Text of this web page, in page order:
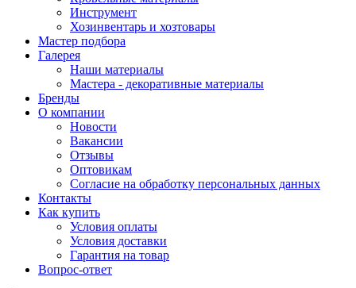
Инструмент
Хозинвентарь и хозтовары
Мастер подбора
Галерея
Наши материалы
Мастера - декоративные материалы
Бренды
О компании
Новости
Вакансии
Отзывы
Оптовикам
Cогласие на обработку персональных данных
Контакты
Как купить
Условия оплаты
Условия доставки
Гарантия на товар
Вопрос-ответ